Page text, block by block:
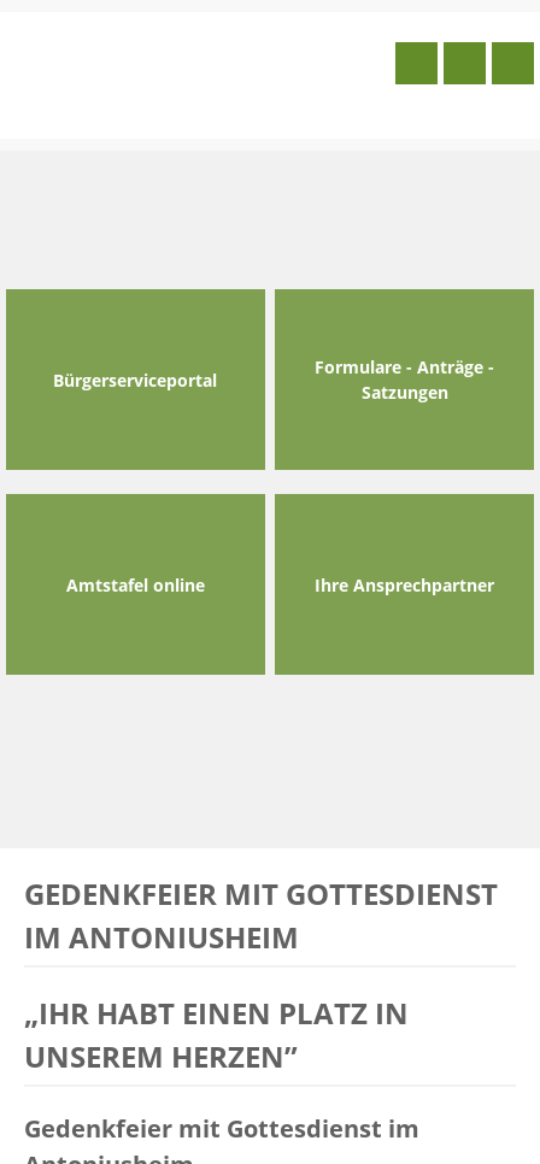
Bürgerserviceportal
Formulare - Anträge -
Satzungen
Amtstafel online Ihre Ansprechpartner
GEDENKFEIER MIT GOTTESDIENST
IM ANTONIUSHEIM
„IHR HABT EINEN PLATZ IN
UNSEREM HERZEN”
Gedenkfeier mit Gottesdienst im